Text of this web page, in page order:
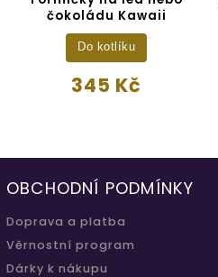
čokoládu Kawaii
345 Kč
Do kotlíku
OBCHODNÍ PODMÍNKY
Doprava a platba
Věrnostní program
Dárky k nákupu